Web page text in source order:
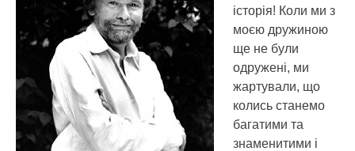
історія! Коли ми з
моєю дружиною
ще не були
одружені, ми
жартували, що
колись станемо
багатими та
знаменитими і